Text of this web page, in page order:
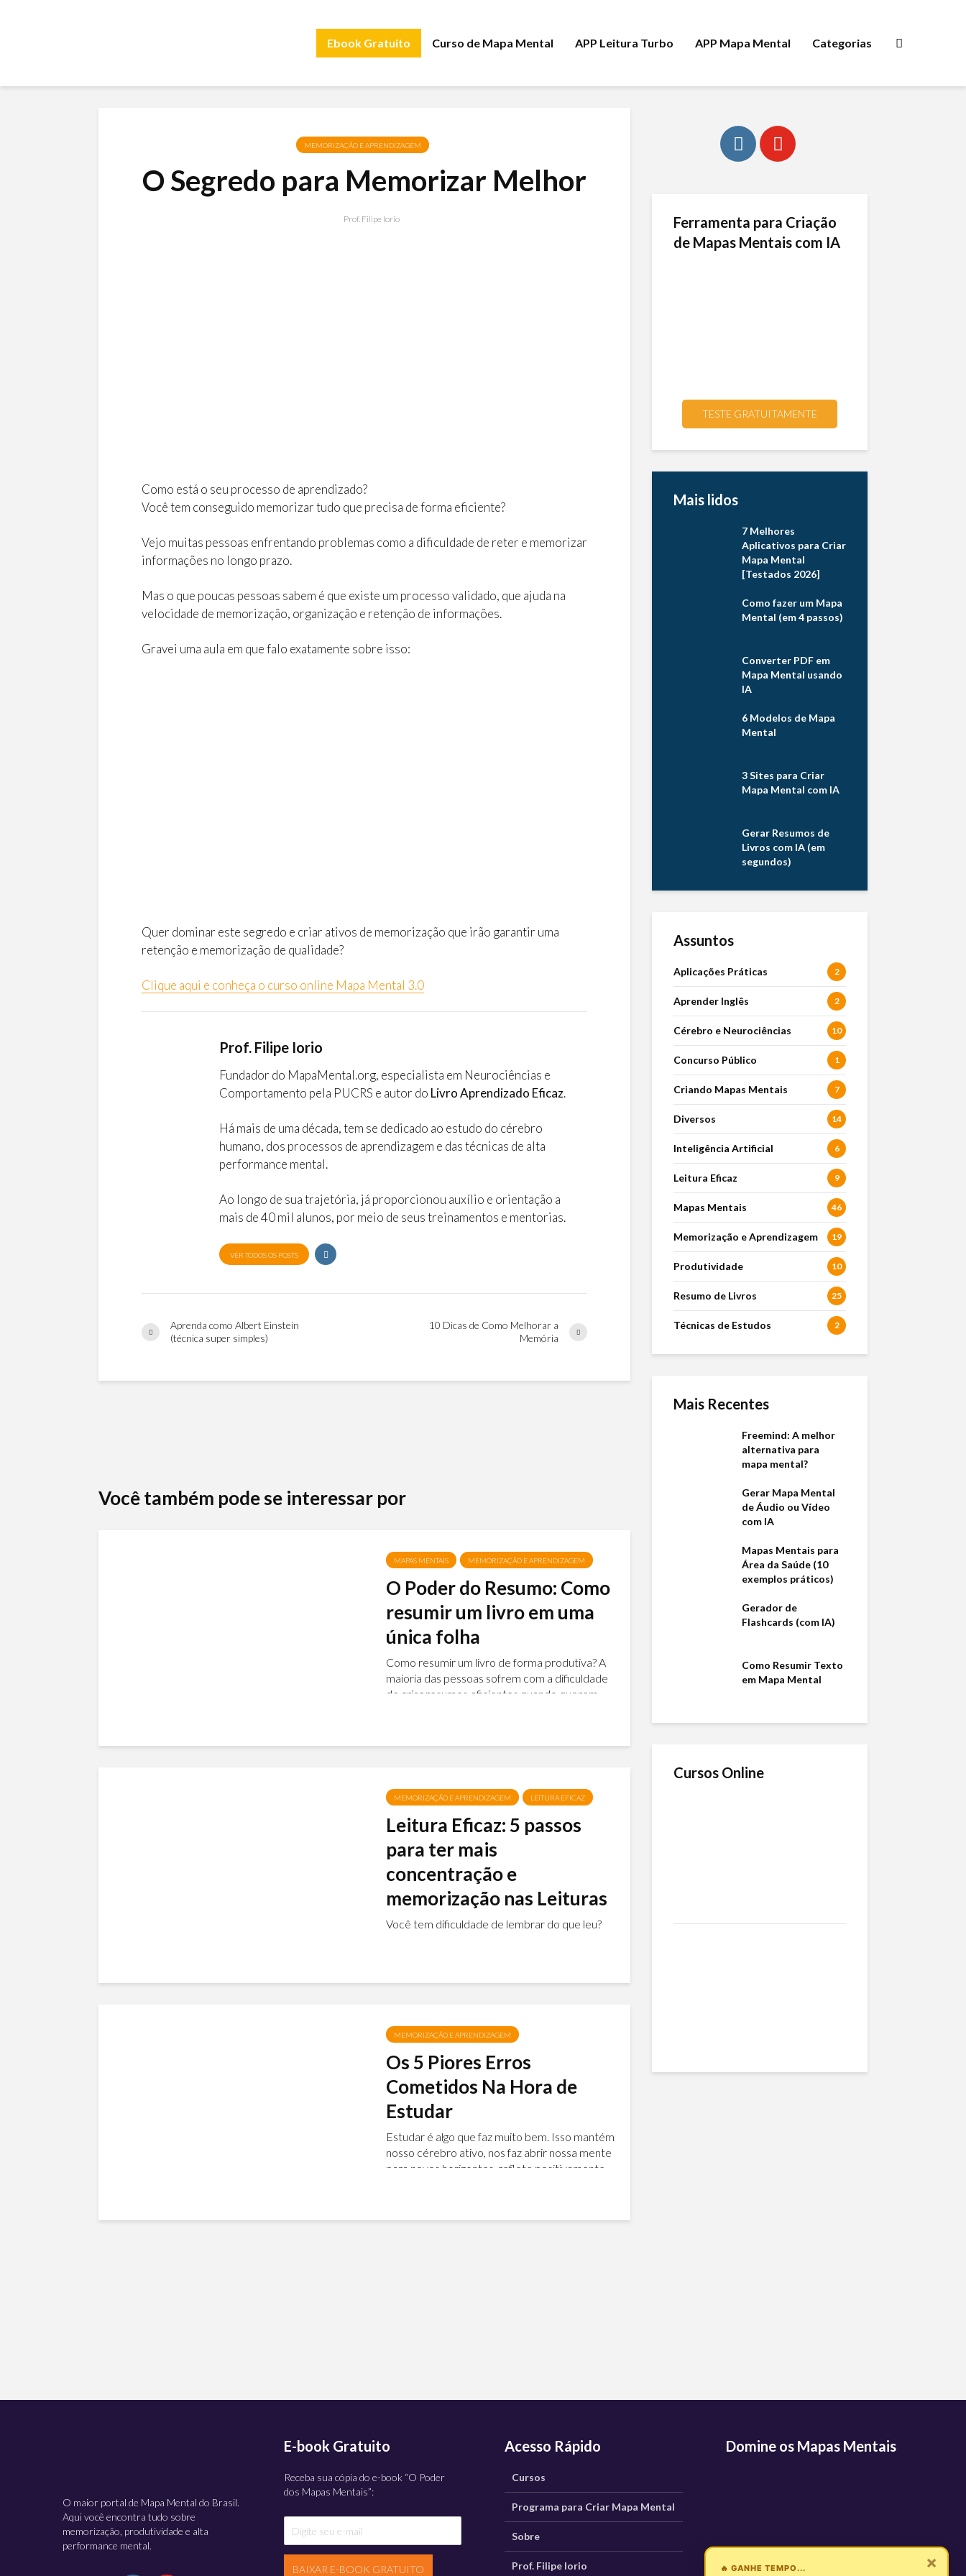
Ebook Gratuito Curso de Mapa Mental APP Leitura Turbo APP Mapa Mental Categorias
MEMORIZAÇÃO E APRENDIZAGEM
O Segredo para Memorizar Melhor
Prof. Filipe Iorio
Como está o seu processo de aprendizado?
Você tem conseguido memorizar tudo que precisa de forma eficiente?
Vejo muitas pessoas enfrentando problemas como a dificuldade de reter e memorizar
informações no longo prazo.
Mas o que poucas pessoas sabem é que existe um processo validado, que ajuda na
velocidade de memorização, organização e retenção de informações.
Gravei uma aula em que falo exatamente sobre isso:
Quer dominar este segredo e criar ativos de memorização que irão garantir uma
retenção e memorização de qualidade?
Clique aqui e conheça o curso online Mapa Mental 3.0
Prof. Filipe Iorio
Fundador do MapaMental.org, especialista em Neurociências e
Comportamento pela PUCRS e autor do Livro Aprendizado Eficaz.
Há mais de uma década, tem se dedicado ao estudo do cérebro
humano, dos processos de aprendizagem e das técnicas de alta
performance mental.
Ao longo de sua trajetória, já proporcionou auxílio e orientação a
mais de 40 mil alunos, por meio de seus treinamentos e mentorias.
VER TODOS OS POSTS
Aprenda como Albert Einstein
(técnica super simples)
10 Dicas de Como Melhorar a
Memória
Você também pode se interessar por
MAPAS MENTAIS MEMORIZAÇÃO E APRENDIZAGEM
O Poder do Resumo: Como
resumir um livro em uma
única folha
Como resumir um livro de forma produtiva? A
maioria das pessoas sofrem com a dificuldade
de criar resumos eficientes quando querem
MEMORIZAÇÃO E APRENDIZAGEM LEITURA EFICAZ
Leitura Eficaz: 5 passos
para ter mais
concentração e
memorização nas Leituras
Você tem dificuldade de lembrar do que leu?
muito mais concentração e poder de...
MEMORIZAÇÃO E APRENDIZAGEM
Os 5 Piores Erros
Cometidos Na Hora de
Estudar
Estudar é algo que faz muito bem. Isso mantém
nosso cérebro ativo, nos faz abrir nossa mente
para novos horizontes, reflete positivamente
Ferramenta para Criação
de Mapas Mentais com IA
TESTE GRATUITAMENTE
Mais lidos
7 Melhores
Aplicativos para Criar
Mapa Mental
[Testados 2026]
Como fazer um Mapa
Mental (em 4 passos)
Converter PDF em
Mapa Mental usando
IA
6 Modelos de Mapa
Mental
3 Sites para Criar
Mapa Mental com IA
Gerar Resumos de
Livros com IA (em
segundos)
Assuntos
Aplicações Práticas 2
Aprender Inglês 2
Cérebro e Neurociências 10
Concurso Público 1
Criando Mapas Mentais 7
Diversos 14
Inteligência Artificial 6
Leitura Eficaz 9
Mapas Mentais 46
Memorização e Aprendizagem 19
Produtividade 10
Resumo de Livros 25
Técnicas de Estudos 2
Mais Recentes
Freemind: A melhor
alternativa para
mapa mental?
Gerar Mapa Mental
de Áudio ou Vídeo
com IA
Mapas Mentais para
Área da Saúde (10
exemplos práticos)
Gerador de
Flashcards (com IA)
Como Resumir Texto
em Mapa Mental
Cursos Online
O maior portal de Mapa Mental do Brasil.
Aqui você encontra tudo sobre
memorização, produtividade e alta
performance mental.
E-book Gratuito
Receba sua cópia do e-book “O Poder
dos Mapas Mentais”:
BAIXAR E-BOOK GRATUITO
Acesso Rápido
Cursos
Programa para Criar Mapa Mental
Sobre
Prof. Filipe Iorio
Domine os Mapas Mentais
×
🔥 GANHE TEMPO...